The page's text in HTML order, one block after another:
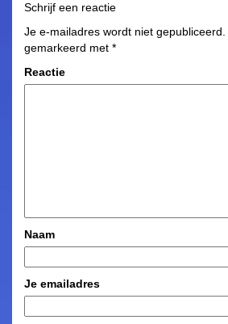
Schrijf een reactie
Je e-mailadres wordt niet gepubliceerd.
gemarkeerd met *
Reactie
Naam
Je emailadres